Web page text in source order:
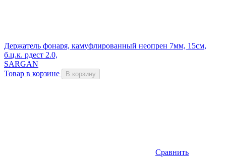
Держатель фонаря, камуфлированный неопрен 7мм, 15см,
б.ц.к. рдест 2.0,
SARGAN
Товар в корзине
В корзину
Сравнить